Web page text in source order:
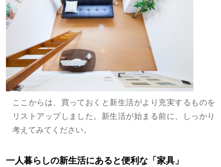
ここからは、買っておくと新生活がより充実するものを
リストアップしました。新生活が始まる前に、しっかり
考えてみてください。
一人暮らしの新生活にあると便利な「家具」